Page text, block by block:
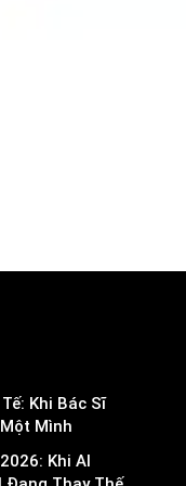
Khi Bác Sĩ
Mình
Khi AI